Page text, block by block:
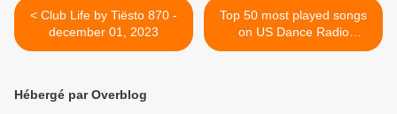
< Club Life by Tiësto 870 -
december 01, 2023
Top 50 most played songs
on US Dance Radio
(Mediabase) in 2023, Tiësto
Hébergé par Overblog